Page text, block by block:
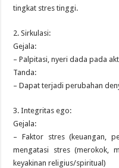
tingkat stres tinggi.
2. Sirkulasi:
Gejala:
– Palpitasi, nyeri dada pada
Tanda:
– Dapat terjadi perubahan
3. Integritas ego:
Gejala:
– Faktor stres (keuangan,
mengatasi stres (merokok,
keyakinan religius/spiritual)